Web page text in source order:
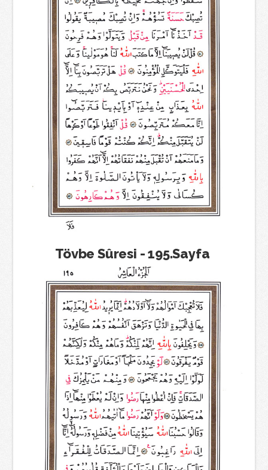
Tövbe Sûresi - 195.Sayfa